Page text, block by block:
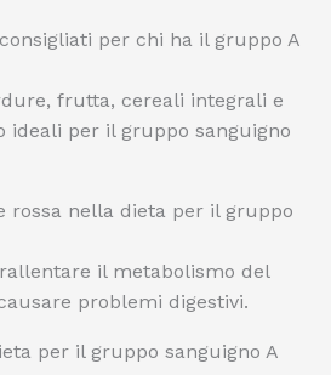
per chi ha il gruppo A
frutta, cereali integrali e
ideali per il gruppo sanguigno
rossa nella dieta per il gruppo
il metabolismo del
problemi digestivi.
per il gruppo sanguigno A